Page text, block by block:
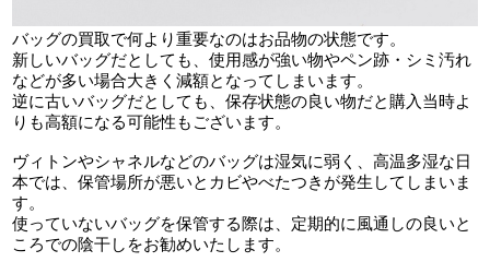
バッグの買取で何より重要なのはお品物の状態です。
新しいバッグだとしても、使用感が強い物やペン跡・シミ汚れ
などが多い場合大きく減額となってしまいます。
逆に古いバッグだとしても、保存状態の良い物だと購入当時よ
りも高額になる可能性もございます。
ヴィトンやシャネルなどのバッグは湿気に弱く、高温多湿な日
本では、保管場所が悪いとカビやべたつきが発生してしまいま
す。
使っていないバッグを保管する際は、定期的に風通しの良いと
ころでの陰干しをお勧めいたします。